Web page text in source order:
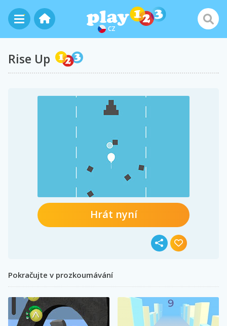
CZ
Rise Up
Hrát nyní
Pokračujte v prozkoumávání